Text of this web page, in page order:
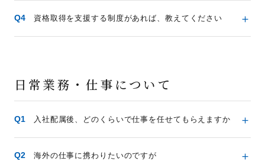
資格取得を支援する制度があれば、教えてください
日常業務・仕事について
入社配属後、どのくらいで仕事を任せてもらえますか
海外の仕事に携わりたいのですが